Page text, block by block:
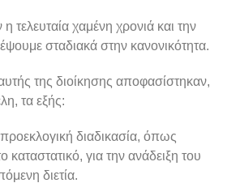
τελευταία χαμένη χρονιά και την
σταδιακά στην κανονικότητα.
της διοίκησης αποφασίστηκαν,
τα εξής:
διαδικασία, όπως
καταστατικό, για την ανάδειξη του
διετία.